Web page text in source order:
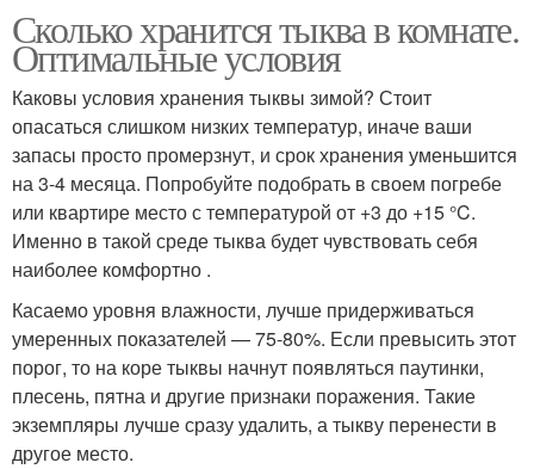
Сколько хранится тыква в комнате.
Оптимальные условия
Каковы условия хранения тыквы зимой? Стоит
опасаться слишком низких температур, иначе ваши
запасы просто промерзнут, и срок хранения уменьшится
на 3-4 месяца. Попробуйте подобрать в своем погребе
или квартире место с температурой от +3 до +15 °C.
Именно в такой среде тыква будет чувствовать себя
наиболее комфортно .
Касаемо уровня влажности, лучше придерживаться
умеренных показателей — 75-80%. Если превысить этот
порог, то на коре тыквы начнут появляться паутинки,
плесень, пятна и другие признаки поражения. Такие
экземпляры лучше сразу удалить, а тыкву перенести в
другое место.